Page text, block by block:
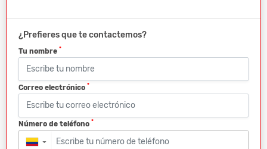
¿Prefieres que te contactemos?
Tu nombre *
Correo electrónico *
Número de teléfono *
▼